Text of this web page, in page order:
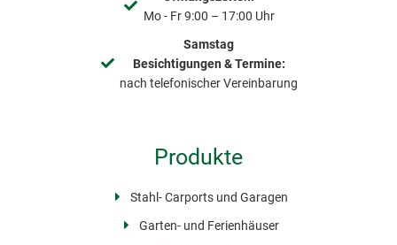
Mo - Fr 9:00 – 17:00 Uhr
Samstag
Besichtigungen & Termine:
nach telefonischer Vereinbarung
Produkte
Stahl- Carports und Garagen
Garten- und Ferienhäuser